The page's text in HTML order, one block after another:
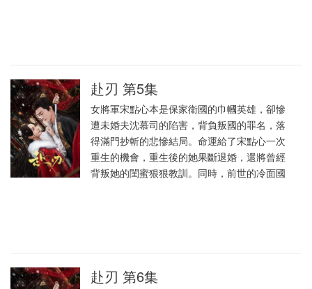
赴刃 第5集
女將軍宋點心本是保家衛國的巾幗英雄，卻慘
遭未婚夫沈慕司的陷害，背負叛國的罪名，落
得滿門抄斬的悲慘結局。命運給了宋點心一次
重生的機會，重生後的她果斷退婚，還將曾經
背叛她的閨蜜狠狠教訓。同時，前世的冷面國
赴刃 第6集